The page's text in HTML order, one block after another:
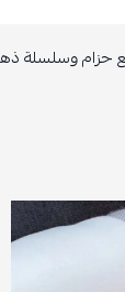
حزام وسلسلة